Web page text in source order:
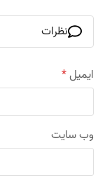
نظرات
ایمیل*
وب‌ سایت